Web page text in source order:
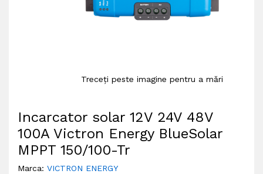
Treceți peste imagine pentru a mări
Incarcator solar 12V 24V 48V
100A Victron Energy BlueSolar
MPPT 150/100-Tr
Marca: VICTRON ENERGY